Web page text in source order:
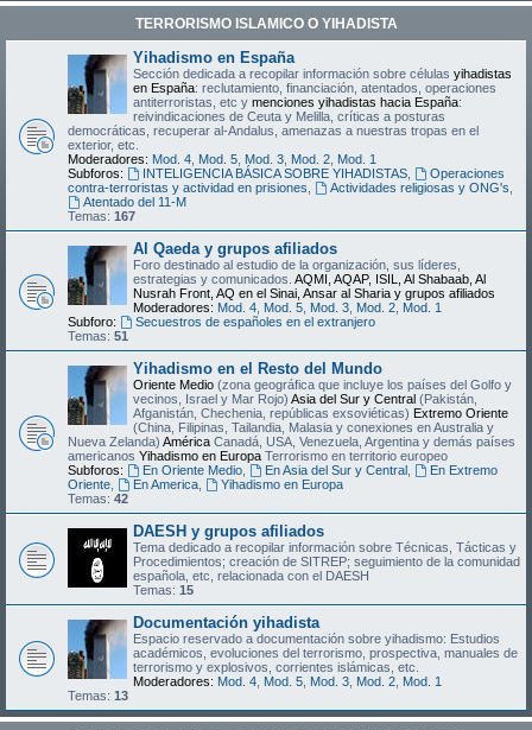
TERRORISMO ISLAMICO O YIHADISTA
Yihadismo en España
Sección dedicada a recopilar información sobre células yihadistas
en España: reclutamiento, financiación, atentados, operaciones
antiterroristas, etc y menciones yihadistas hacia España:
reivindicaciones de Ceuta y Melilla, críticas a posturas
democráticas, recuperar al-Andalus, amenazas a nuestras tropas en el
exterior, etc.
Moderadores: Mod. 4 Mod. 5 Mod. 3 Mod. 2 Mod. 1
Subforos:
INTELIGENCIA BÁSICA SOBRE YIHADISTAS,
Operaciones
contra-terroristas y actividad en prisiones
Actividades religiosas y ONG's
Atentado del 11-M
Temas: 167
Al Qaeda y grupos afiliados
Foro destinado al estudio de la organización, sus líderes,
estrategias y comunicados. AQMI, AQAP, ISIL, Al Shabaab, Al
Nusrah Front, AQ en el Sinai, Ansar al Sharia y grupos afiliados
Moderadores: Mod. 4 Mod. 5 Mod. 3 Mod. 2 Mod. 1
Subforo:
Secuestros de españoles en el extranjero
Temas: 51
Yihadismo en el Resto del Mundo
Oriente Medio (zona geográfica que incluye los países del Golfo y
vecinos, Israel y Mar Rojo) Asia del Sur y Central (Pakistán,
Afganistán, Chechenia, repúblicas exsoviéticas) Extremo Oriente
(China, Filipinas, Tailandia, Malasia y conexiones en Australia y
Nueva Zelanda) América Canadá, USA, Venezuela, Argentina y demás países
americanos Yihadismo en Europa Terrorismo en territorio europeo
Subforos:
En Oriente Medio, En Asia del Sur y Central,
En Extremo
Oriente
En America,
Yihadismo en Europa
Temas: 42
DAESH y grupos afiliados
Tema dedicado a recopilar información sobre Técnicas, Tácticas y
Procedimientos; creación de SITREP; seguimiento de la comunidad
española, etc, relacionada con el DAESH
Temas: 15
Documentación yihadista
Espacio reservado a documentación sobre yihadismo: Estudios
académicos, evoluciones del terrorismo, prospectiva, manuales de
terrorismo y explosivos, corrientes islámicas, etc.
Moderadores: Mod. 4 Mod. 5 Mod. 3 Mod. 2 Mod. 1
Temas: 13